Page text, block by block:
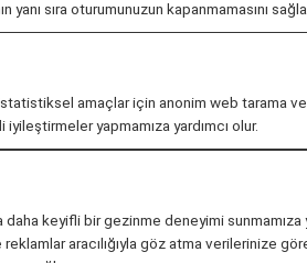
Havaalanı'na ve
in kontuarlarında değişiklik
yanı sıra oturumunuzun kapanmamasını
amaçlar için anonim web tarama
yapmamıza yardımcı olur.
daha keyifli bir gezinme deneyimi sunmamıza
aracılığıyla göz atma verilerinize